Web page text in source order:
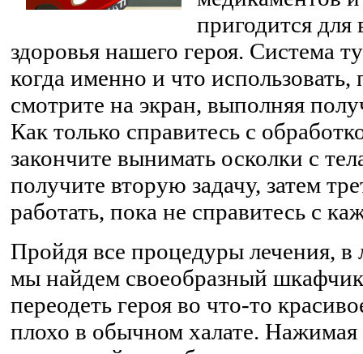
пригодится для
здоровья нашего героя. Система
когда именно и что
смотрите на экран, выполняя
Как только справитесь с
закончите вынимать осколки с
получите вторую задачу, затем
работать, пока не справитесь с
Пройдя все процедуры лечения, в
мы найдем своеобразный
переодеть героя во что-то
плохо в обычном халате.